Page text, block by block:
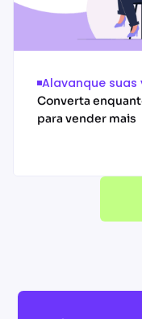
Alavanque suas
Converta
para vender mais
Acessar